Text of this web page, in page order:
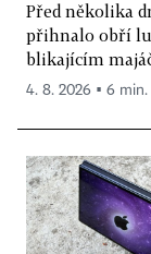
Před několika
přihnalo obří
blikajícím
4. 8. 2026 ▪ 6